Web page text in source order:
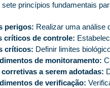
princípios fundamentais
perigos: Realizar uma análise
críticos de controle:
críticos: Definir limites
de monitoramento:
a serem adotadas:
de verificação: